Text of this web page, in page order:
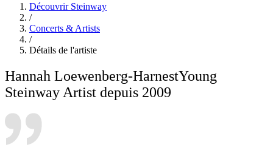
Découvrir Steinway
/
Concerts & Artists
/
Détails de l'artiste
Hannah Loewenberg-HarnestYoung
Steinway Artist depuis 2009